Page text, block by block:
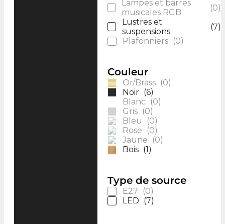
Lampes et barres
musicales RGB
(0)
Lustres et
suspensions
(7)
Plafonniers (0)
Couleur
Or/Brass (0)
Noir (6)
Blanc (0)
Gris (0)
Bleu
(0)
Rose
(0)
Jaune
(0)
Bois (1)
Type de source
E27 (0)
LED (7)